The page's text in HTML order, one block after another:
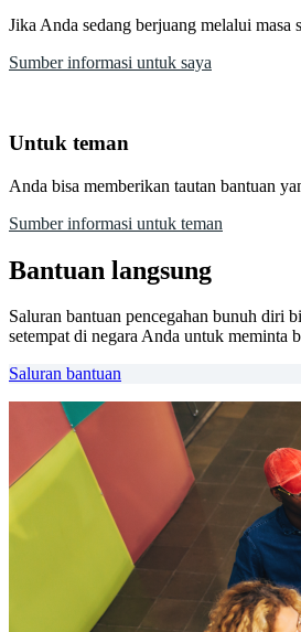
Jika Anda sedang berjuang melalui
Sumber informasi untuk saya
Untuk teman
Anda bisa memberikan tautan bantuan
Sumber informasi untuk teman
Bantuan langsung
Saluran bantuan pencegahan bunuh diri
setempat di negara Anda untuk meminta
Saluran bantuan